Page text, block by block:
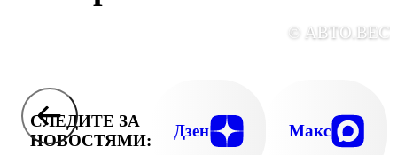
©
СЛЕДИТЕ ЗА
НОВОСТЯМИ:
Дзен Макс